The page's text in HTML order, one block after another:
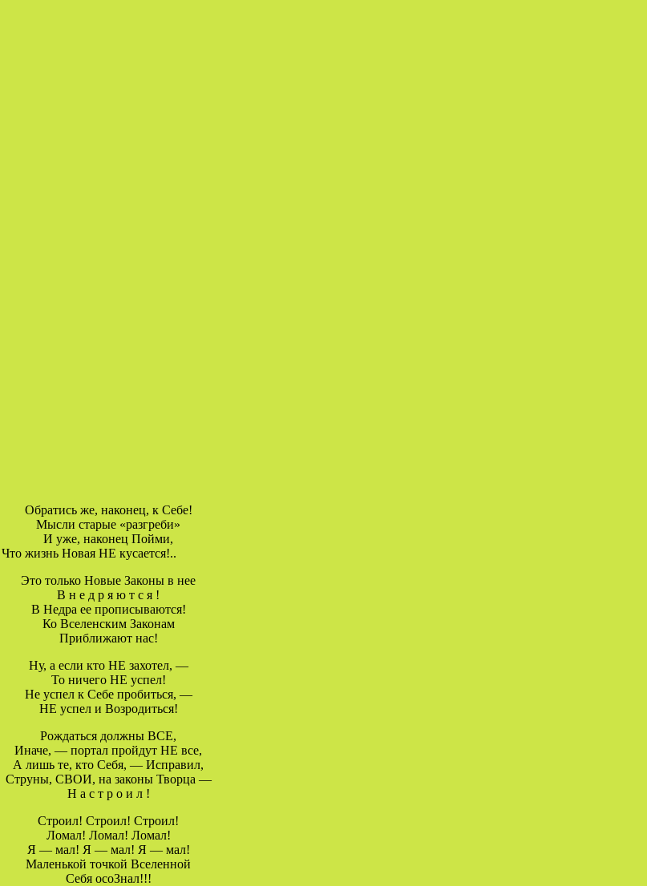
Обратись же, наконец, к Себе!
Мысли старые «разгреби»
И уже, наконец Пойми,
Что жизнь Новая НЕ кусается!..
Это только Новые Законы в нее
В н е д р я ю т с я !
В Недра ее прописываются!
Ко Вселенским Законам
Приближают нас!
Ну, а если кто НЕ захотел, —
То ничего НЕ успел!
Не успел к Себе пробиться, —
НЕ успел и Возродиться!
Рождаться должны ВСЕ,
Иначе, — портал пройдут НЕ все,
А лишь те, кто Себя, — Исправил,
Струны, СВОИ, на законы Творца —
Н а с т р о и л !
Строил! Строил! Строил!
Ломал! Ломал! Ломал!
Я — мал! Я — мал! Я — мал!
Маленькой точкой Вселенной
Себя осоЗнал!!!